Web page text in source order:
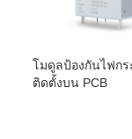
โมดูลป้องกันไฟก
ติดตั้งบน PCB